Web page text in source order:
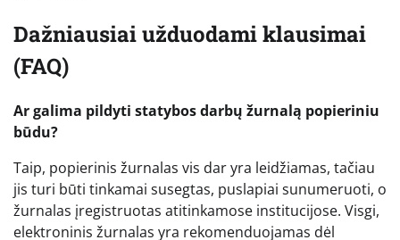
Dažniausiai užduodami klausimai
(FAQ)
Ar galima pildyti statybos darbų žurnalą popieriniu
būdu?
Taip, popierinis žurnalas vis dar yra leidžiamas, tačiau
jis turi būti tinkamai susegtas, puslapiai sunumeruoti, o
žurnalas įregistruotas atitinkamose institucijose. Visgi,
elektroninis žurnalas yra rekomenduojamas dėl